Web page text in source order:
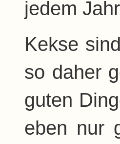
jedem
Kekse
so daher
guten
eben nur